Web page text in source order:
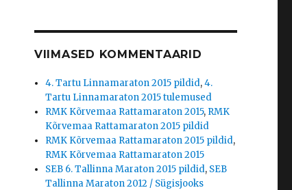
VIIMASED KOMMENTAARID
4. Tartu Linnamaraton 2015 pildid,4.
Tartu Linnamaraton 2015 tulemused
RMK Kõrvemaa Rattamaraton 2015, RMK
Kõrvemaa Rattamaraton 2015 pildid
RMK Kõrvemaa Rattamaraton 2015 pildid,
RMK Kõrvemaa Rattamaraton 2015
SEB 6. Tallinna Maraton 2015 pildid, SEB
Tallinna Maraton 2012 / Sügisjooks